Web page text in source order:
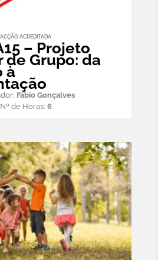
ACÇÃO ACREDITADA
– Projeto
de Grupo: da
à
Fábio Gonçalves
Nº de Horas: 6